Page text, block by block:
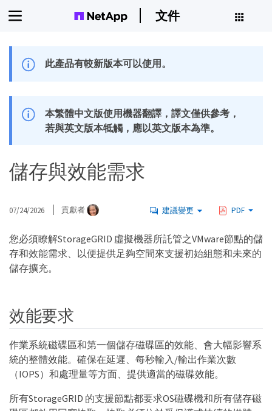
文件
此產品有較新版本可以使用。
本繁體中文版使用機器翻譯，譯文僅供參考，
若與英文版本牴觸，應以英文版本為準。
儲存與效能需求
07/24/2026 貢獻者 建議變更 PDF
您必須瞭解StorageGRID 虛擬機器所託管之VMware節點的儲
存和效能需求、以便提供足夠空間來支援初始組態和未來的
儲存擴充。
效能要求
作業系統磁碟區和第一個儲存磁碟區的效能、會大幅影響系
統的整體效能。確保在延遲、每秒輸入/輸出作業次數
（IOPS）和處理量等方面、提供適當的磁碟效能。
所有StorageGRID 的支援節點都要求OS磁碟機和所有儲存磁